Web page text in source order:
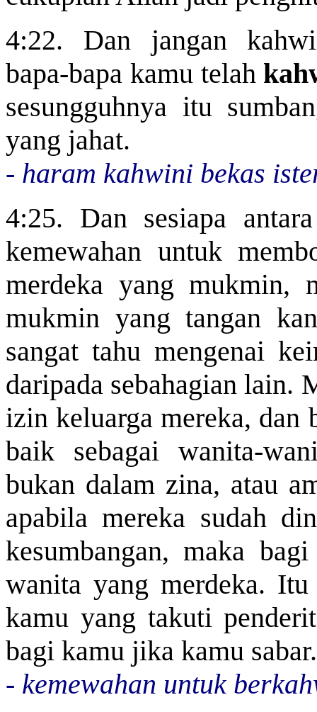
4:22. Dan jangan
bapa-bapa kamu telah
sesungguhnya itu
yang jahat.
- haram kahwini bekas
4:25. Dan sesiapa
kemewahan untuk
merdeka yang mukmin,
mukmin yang tangan
sangat tahu mengenai
daripada sebahagian lain.
izin keluarga mereka, dan
baik sebagai wanita-
bukan dalam zina, atau
apabila mereka sudah
kesumbangan, maka
wanita yang merdeka.
kamu yang takuti
bagi kamu jika kamu
- kemewahan untuk